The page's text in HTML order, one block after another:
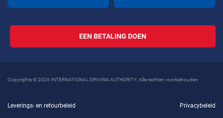
EEN BETALING DOEN
Copyrights © 2026 INTERNATIONAL DRIVING AUTHORITY. Alle rechten voorbehouden
Leverings- en retourbeleid Privacybeleid